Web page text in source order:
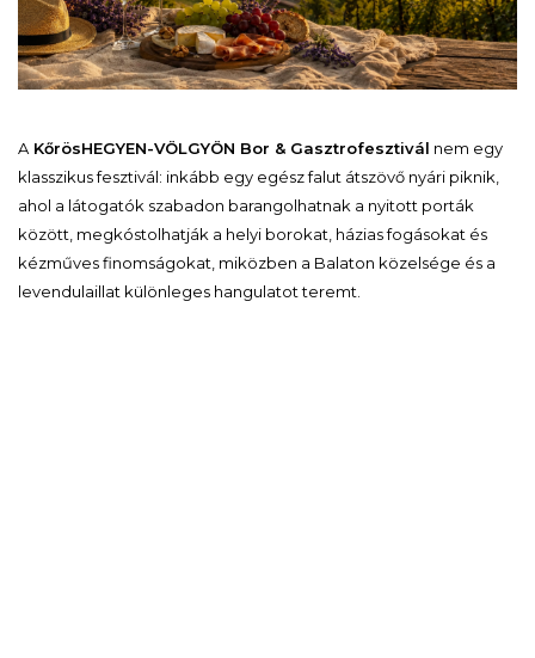
AKőrösHEGYEN-VÖLGYÖN Bor & Gasztrofesztivál nem egy
klasszikus fesztivál: inkább egy egész falut átszövő nyári piknik,
ahol a látogatók szabadon barangolhatnak a nyitott porták
között, megkóstolhatják a helyi borokat, házias fogásokat és
kézműves finomságokat, miközben a Balaton közelsége és a
levendulaillat különleges hangulatot teremt.